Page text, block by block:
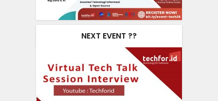
NEXT EVENT ??